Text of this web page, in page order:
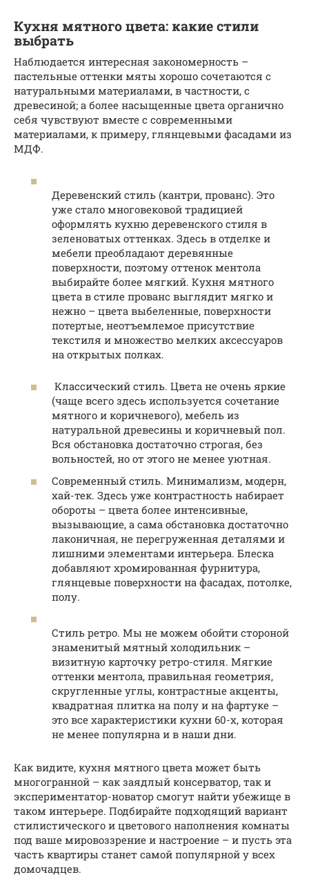
Кухня мятного цвета: какие стили
выбрать
Наблюдается интересная закономерность –
пастельные оттенки мяты хорошо сочетаются с
натуральными материалами, в частности, с
древесиной; а более насыщенные цвета органично
себя чувствуют вместе с современными
материалами, к примеру, глянцевыми фасадами из
МДФ.
Деревенский стиль (кантри, прованс). Это
уже стало многовековой традицией
оформлять кухню деревенского стиля в
зеленоватых оттенках. Здесь в отделке и
мебели преобладают деревянные
поверхности, поэтому оттенок ментола
выбирайте более мягкий. Кухня мятного
цвета в стиле прованс выглядит мягко и
нежно – цвета выбеленные, поверхности
потертые, неотъемлемое присутствие
текстиля и множество мелких аксессуаров
на открытых полках.
Классический стиль. Цвета не очень яркие
(чаще всего здесь используется сочетание
мятного и коричневого), мебель из
натуральной древесины и коричневый пол.
Вся обстановка достаточно строгая, без
вольностей, но от этого не менее уютная.
Современный стиль. Минимализм, модерн,
хай-тек. Здесь уже контрастность набирает
обороты – цвета более интенсивные,
вызывающие, а сама обстановка достаточно
лаконичная, не перегруженная деталями и
лишними элементами интерьера. Блеска
добавляют хромированная фурнитура,
глянцевые поверхности на фасадах, потолке,
полу.
Стиль ретро. Мы не можем обойти стороной
знаменитый мятный холодильник –
визитную карточку ретро-стиля. Мягкие
оттенки ментола, правильная геометрия,
скругленные углы, контрастные акценты,
квадратная плитка на полу и на фартуке –
это все характеристики кухни 60-х, которая
не менее популярна и в наши дни.
Как видите, кухня мятного цвета может быть
многогранной – как заядлый консерватор, так и
экспериментатор-новатор смогут найти убежище в
таком интерьере. Подбирайте подходящий вариант
стилистического и цветового наполнения комнаты
под ваше мировоззрение и настроение – и пусть эта
часть квартиры станет самой популярной у всех
домочадцев.